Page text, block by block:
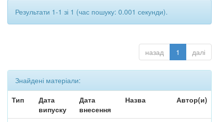
Результати 1-1 зі 1 (час пошуку: 0.001 секунди).
назад 1 далі
Знайдені матеріали:
Тип
Дата
випуску
Дата
внесення
Назва Автор(и)